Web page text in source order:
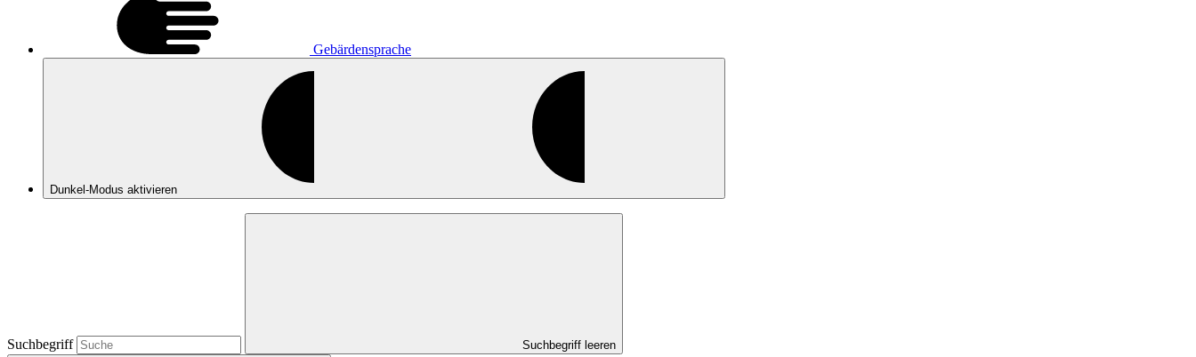
Gebärdensprache
Dunkel-Modus aktivieren
Suchbegriff Suchbegriff leeren